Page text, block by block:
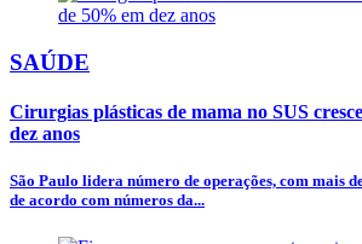
SAÚDE
Cirurgias plásticas de mama no SUS
dez anos
São Paulo lidera número de operações, com mais
de acordo com números da...